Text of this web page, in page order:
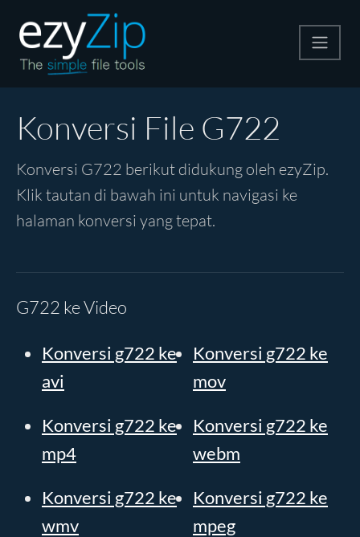
Konversi File G722
Konversi G722 berikut didukung oleh ezyZip.
Klik tautan di bawah ini untuk navigasi ke
halaman konversi yang tepat.
G722 ke Video
Konversi g722 ke
avi
Konversi g722 ke
mov
Konversi g722 ke
mp4
Konversi g722 ke
webm
Konversi g722 ke
wmv
Konversi g722 ke
mpeg